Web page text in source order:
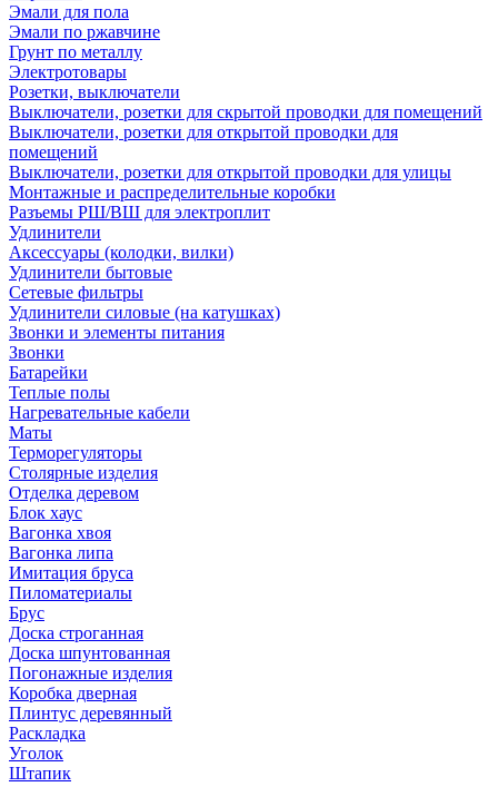
Эмали для пола
Эмали по ржавчине
Грунт по металлу
Электротовары
Розетки, выключатели
Выключатели, розетки для скрытой проводки для помещений
Выключатели, розетки для открытой проводки для
помещений
Выключатели, розетки для открытой проводки для улицы
Монтажные и распределительные коробки
Разъемы РШ/ВШ для электроплит
Удлинители
Аксессуары (колодки, вилки)
Удлинители бытовые
Сетевые фильтры
Удлинители силовые (на катушках)
Звонки и элементы питания
Звонки
Батарейки
Теплые полы
Нагревательные кабели
Маты
Терморегуляторы
Столярные изделия
Отделка деревом
Блок хаус
Вагонка хвоя
Вагонка липа
Имитация бруса
Пиломатериалы
Брус
Доска строганная
Доска шпунтованная
Погонажные изделия
Коробка дверная
Плинтус деревянный
Раскладка
Уголок
Штапик